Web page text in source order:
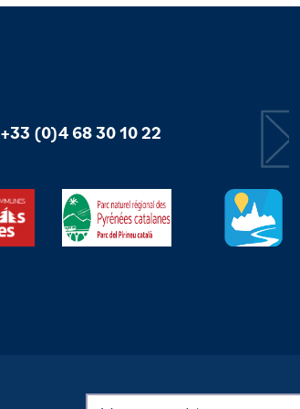
+33 (0)4 68 30 10 22